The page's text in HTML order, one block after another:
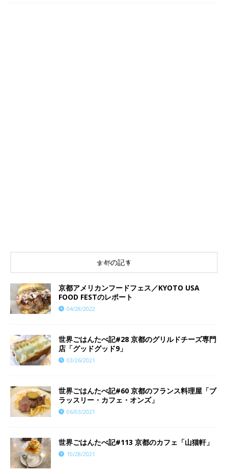
京都の記事
京都アメリカンフードフェス／KYOTO USA
FOOD FESTのレポート
04/28/2022
世界ごはんたべ記#28 京都のグリルドチーズ専門
店「グッドグッド9」
03/26/2021
世界ごはんたべ記#60 京都のフランス料理屋「ブ
ラッスリー・カフェ・オンズ」
06/03/2021
世界ごはんたべ記#113 京都のカフェ「山猫軒」
10/28/2021